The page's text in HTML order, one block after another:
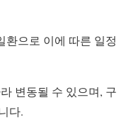
환으로 이에 따른 일정
변동될 수 있으며, 구
다.